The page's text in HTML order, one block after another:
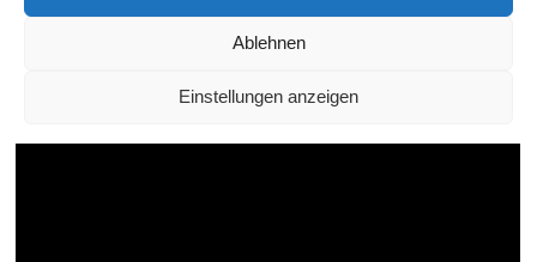
Ablehnen
Einstellungen anzeigen